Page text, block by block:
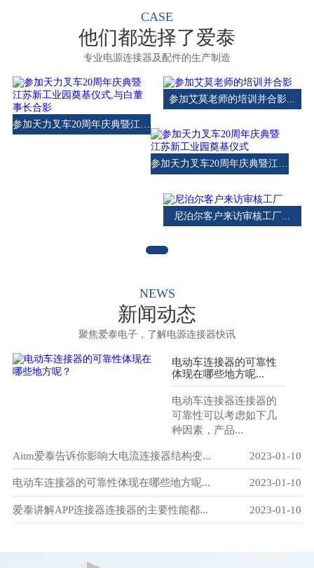
CASE
他们都选择了爱泰
专业电源连接器及配件的生产制造
参加艾莫老师的培训并合影...
参加天力叉车20周年庆典暨江苏新工业园奠基仪式...
尼泊尔客户来访审核工厂...
NEWS
新闻动态
聚焦爱泰电子，了解电源连接器快讯
电动车连接器的可靠性
体现在哪些地方呢...
电动车连接器连接器的
可靠性可以考虑如下几
种因素，产品...
Aitm爱泰告诉你影响大电流连接器结构变... 2023-01-10
电动车连接器的可靠性体现在哪些地方呢... 2023-01-10
爱泰讲解APP连接器连接器的主要性能都... 2023-01-10